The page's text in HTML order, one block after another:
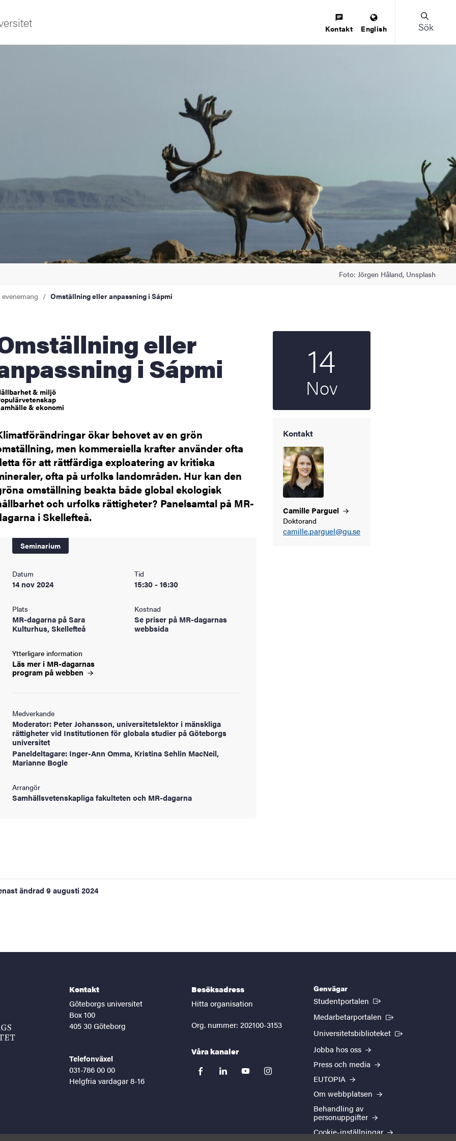
Kontakt English Sök
Foto: Jörgen Håland, Unsplash
Omställning eller anpassning i Sápmi
eller
i Sápmi
& miljö
& ekonomi
ökar behovet av en grön
men kommersiella krafter använder ofta
för att rättfärdiga exploatering av kritiska
ofta på urfolks landområden. Hur kan den
omställning beakta både global ekologisk
och urfolks rättigheter? Panelsamtal på MR-
i Skellefteå.
Seminarium
Datum
14 nov 2024
Tid
15:30 - 16:30
Plats
MR-dagarna på Sara
Kulturhus, Skellefteå
Kostnad
Se priser på MR-dagarnas
webbsida
Ytterligare information
Läs mer i MR-dagarnas
program påwebben
Medverkande
Moderator: Peter Johansson, universitetslektor i mänskliga
rättigheter vid Institutionen för globala studier på Göteborgs
universitet
Paneldeltagare: Inger-Ann Omma, Kristina Sehlin MacNeil,
Marianne Bogle
Arrangör
Samhällsvetenskapliga fakulteten och MR-dagarna
14
Nov
Kontakt
Camille Parguel
Doktorand
camille.parguel@gu.se
ändrad 9 augusti 2024
Kontakt
Göteborgs universitet
Box 100
405 30 Göteborg
Telefonväxel
031-786 00 00
Helgfria vardagar 8-16
Besöksadress
Hitta organisation
Org. nummer: 202100-3153
Våra kanaler
facebooklinkedinyoutubeinstagram
Genvägar
Studentportalen (Extern länk)
Medarbetarportalen (Extern länk)
Universitetsbiblioteket (Extern länk)
Jobba hos oss
Press och media
EUTOPIA
Om webbplatsen
Behandling av
personuppgifter
Cookie-inställningar